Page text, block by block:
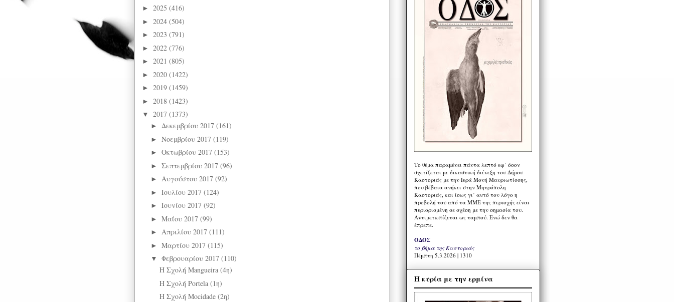
► 2025 (416)
► 2024 (504)
► 2023 (791)
► 2022 (776)
► 2021 (805)
► 2020 (1422)
► 2019 (1459)
► 2018 (1423)
▼ 2017 (1373)
► Δεκεμβρίου 2017 (161)
► Νοεμβρίου 2017 (119)
► Οκτωβρίου 2017 (153)
► Σεπτεμβρίου 2017 (96)
► Αυγούστου 2017 (92)
► Ιουλίου 2017 (124)
► Ιουνίου 2017 (92)
► Μαΐου 2017 (99)
► Απριλίου 2017 (111)
► Μαρτίου 2017 (115)
▼ Φεβρουαρίου 2017 (110)
Η Σχολή Mangueira (4η)
Η Σχολή Portela (1η)
Η Σχολή Mocidade (2η)
Το θέμα παραμένει πάντα λεπτό εφ’ όσον
σχετίζεται με δικαστική διένεξη του Δήμου
Καστοριάς με την Ιερά Μονή Μαυριωτίσσης,
που βέβαια ανήκει στην Μητρόπολη
Καστοριάς, και ίσως γι’ αυτό τον λόγο η
προβολή του από τα ΜΜΕ της περιοχής είναι
περιορισμένη σε σχέση με την σημασία του.
Αντιμετωπίζεται ως ταμπού. Ενώ δεν θα
έπρεπε.
ΟΔΟΣ
το βήμα της Καστοριάς
Πέμπτη 5.3.2026 | 1310
Η κυρία με την ερμίνα